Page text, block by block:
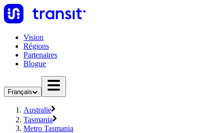
Vision
Régions
Partenaires
Blogue
Français
Australie
Tasmania
Metro Tasmania